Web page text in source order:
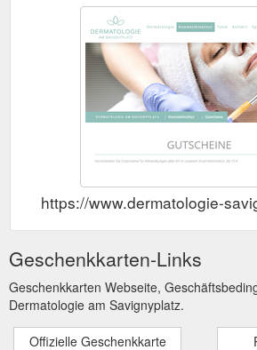
https://www.dermatologie-
Geschenkkarten-Links
Geschenkkarten Webseite,
Dermatologie am Savignyplatz.
Offizielle Geschenkkarte